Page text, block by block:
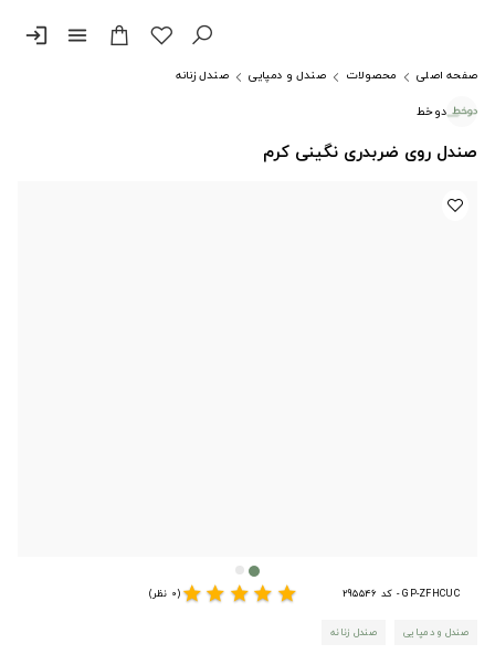
menu
login
صفحه اصلی محصولات صندل و دمپایی
صندل زنانه
دوخط
صندل روی ضربدری نگینی کرم
GP-ZFHCUC - کد 295546 star
star
star
star
star(0 نظر)
صندل و دمپایی صندل زنانه